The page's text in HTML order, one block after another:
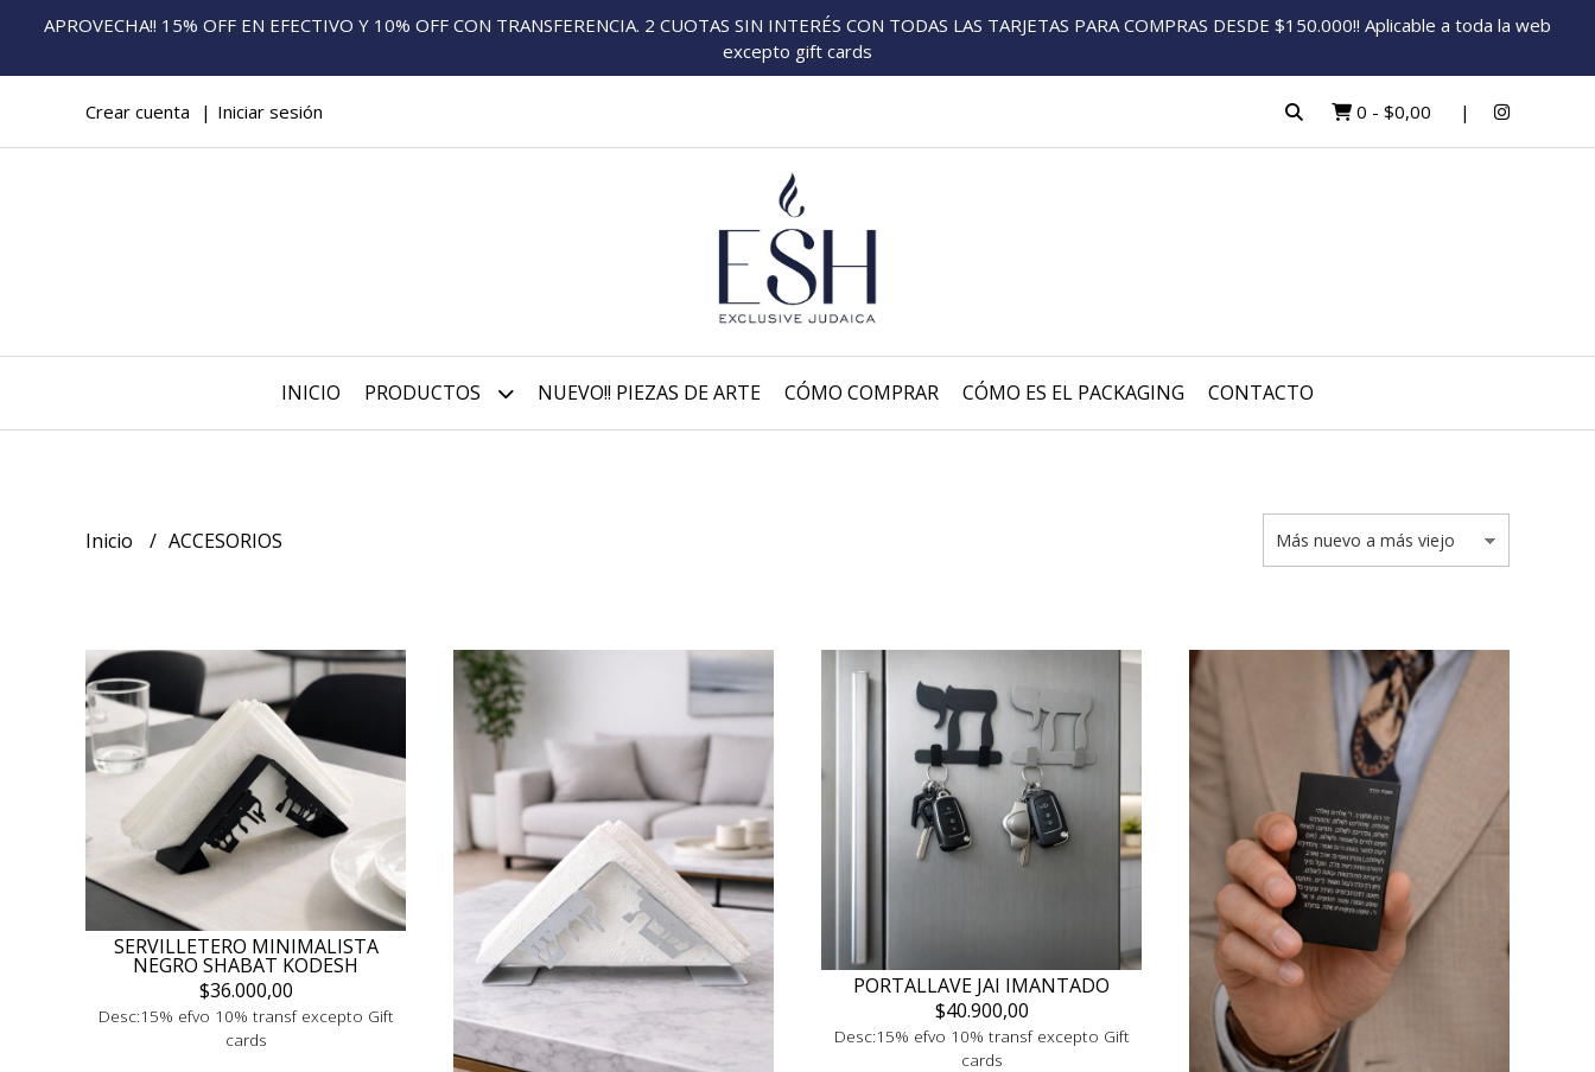
APROVECHA!! 15% OFF EN EFECTIVO Y 10% OFF CON TRANSFERENCIA. 2 CUOTAS SIN INTERÉS CON TODAS LAS TARJETAS PARA COMPRAS DESDE $150.000!! Aplicable a toda la web
excepto gift cards
Crear cuenta Iniciar sesión 0 - $0,00
INICIO PRODUCTOS NUEVO!! PIEZAS DE ARTE CÓMO COMPRAR CÓMO ES EL PACKAGING CONTACTO
Inicio ACCESORIOS
SERVILLETERO MINIMALISTA
NEGRO SHABAT KODESH
$36.000,00
Desc:15% efvo 10% transf excepto Gift
cards
PORTALLAVE JAI IMANTADO
$40.900,00
Desc:15% efvo 10% transf excepto Gift
cards